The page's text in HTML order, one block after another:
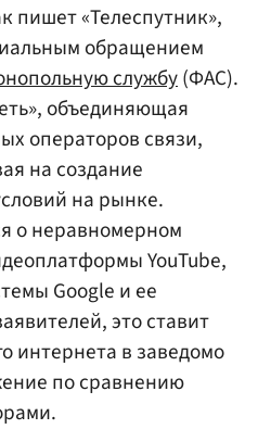
пишет «Телеспутник»,
обращением
службу(ФАС).
объединяющая
операторов связи,
на создание
на рынке.
о неравномерном
YouTube,
Google и ее
это ставит
интернета в заведомо
по сравнению